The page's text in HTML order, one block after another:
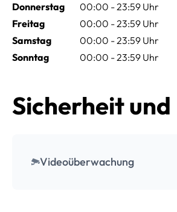
Donnerstag
00:00 - 23:59 Uhr
Freitag
00:00 - 23:59 Uhr
Samstag
00:00 - 23:59 Uhr
Sonntag
00:00 - 23:59 Uhr
Sicherheit
Videoüberwachung